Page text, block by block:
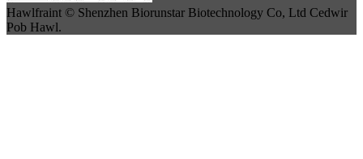
Hawlfraint © Shenzhen Biorunstar Biotechnology Co, Ltd Cedwir
Pob Hawl.